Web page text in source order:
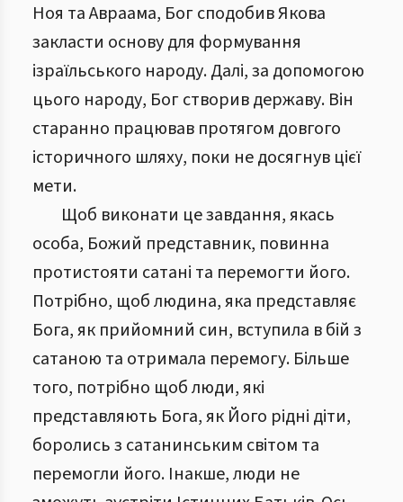
Ноя та Авраама, Бог сподобив Якова
закласти основу для формування
ізраїльського народу. Далі, за допомогою
цього народу, Бог створив державу. Він
старанно працював протягом довгого
історичного шляху, поки не досягнув цієї
мети.
Щоб виконати це завдання, якась
особа, Божий представник, повинна
протистояти сатані та перемогти його.
Потрібно, щоб людина, яка представляє
Бога, як прийомний син, вступила в бій з
сатаною та отримала перемогу. Більше
того, потрібно щоб люди, які
представляють Бога, як Його рідні діти,
боролись з сатанинським світом та
перемогли його. Інакше, люди не